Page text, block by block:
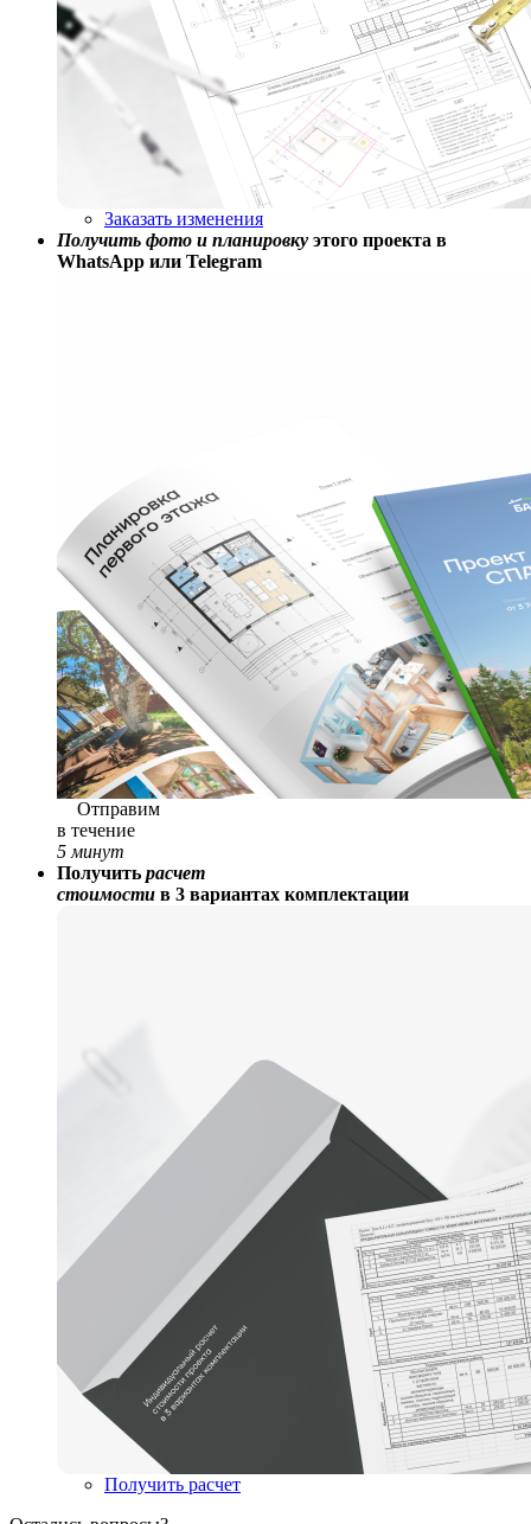
Заказать изменения
Получить фото и планировку этого проекта в
WhatsApp или Telegram
Отправим
в течение
5 минут
Получить расчет
стоимости в 3 вариантах комплектации
Получить расчет